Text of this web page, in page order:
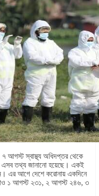
আগস্ট স্বাস্থ্য অধিদপ্তর থেকে
এসব তথ্য জানানো হয়েছে। একই
এর আগে দেশে করোনায় একদিনে
১ আগস্ট ২৩১, ২ আগস্ট ২৪৬, ৩